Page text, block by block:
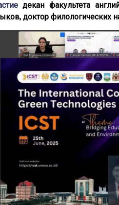
декан факультета
доктор филологических